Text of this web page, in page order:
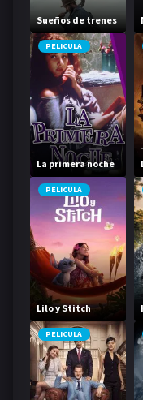
Sueños de trenes
PELICULA
La primera noche
PELICULA
Lilo y Stitch
PELICULA